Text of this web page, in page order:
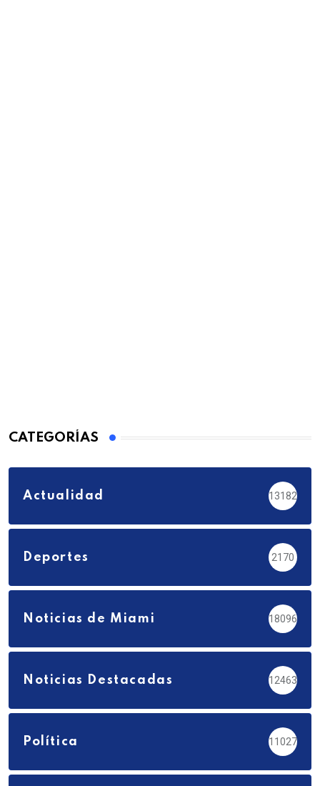
CATEGORÍAS
Actualidad 13182
Deportes 2170
Noticias de Miami 18096
Noticias Destacadas 12463
Política 11027